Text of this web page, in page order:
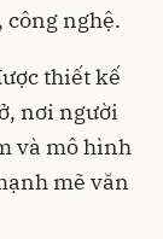
công nghệ.
thiết kế
nơi người
và mô hình
mẽ văn